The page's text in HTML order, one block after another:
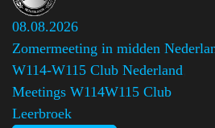
08.08.2026
Zomermeeting in midden
W114-W115 Club Nederland
Meetings W114W115 Club
Leerbroek